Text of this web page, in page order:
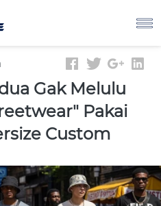
Gak Melulu
Pakai
Custom